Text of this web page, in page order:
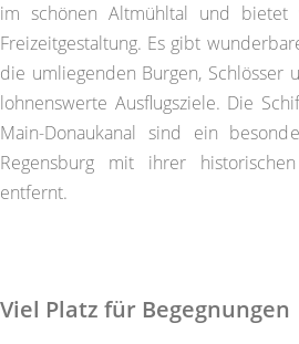
im schönen Altmühltal und bietet
Freizeitgestaltung. Es gibt
die umliegenden Burgen, Schlösser
lohnenswerte Ausflugsziele. Die
Main-Donaukanal sind ein
Regensburg mit ihrer
entfernt.
Viel Platz für Begegnungen